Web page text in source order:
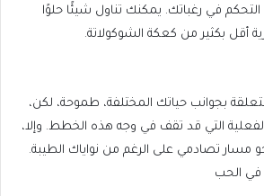
التحكم في رغباتك. يمكنك تناول شيئًا حلوًا
أقل بكثير من كعكة الشوكولاتة.
بجوانب حياتك المختلفة، طموحة، لكن،
التي قد تقف في وجه هذه الخطط. وإلا،
مسار تصادمي على الرغم من نواياك الطيبة.
في الحب